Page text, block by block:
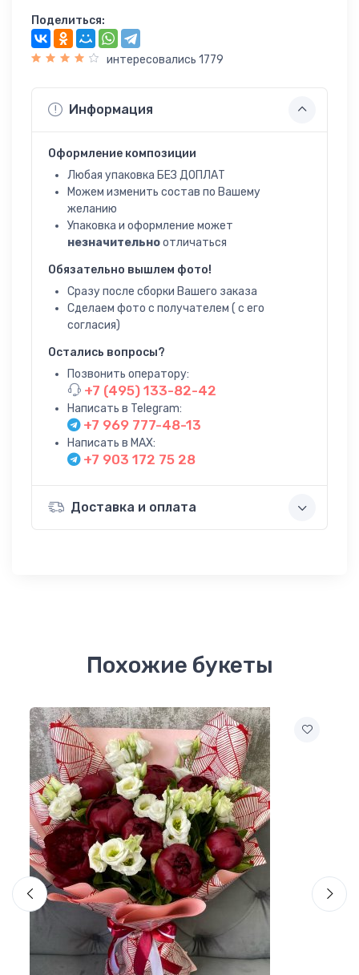
Поделиться:
интересовались 1779
Информация
Оформление композиции
Любая упаковка БЕЗ ДОПЛАТ
Можем изменить состав по Вашему
желанию
Упаковка и оформление может
незначительноотличаться
Обязательно вышлем фото!
Сразу после сборки Вашего заказа
Сделаем фото с получателем ( с его
согласия)
Остались вопросы?
Позвонить оператору:
+7 (495) 133-82-42
Написать в Telegram:
+7 969 777-48-13
Написать в MAX:
+7 903 172 75 28
Доставка и оплата
Похожие букеты